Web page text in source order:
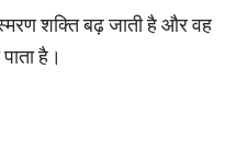
शक्ति बढ़ जाती है और वह
है।